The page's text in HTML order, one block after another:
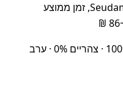
Seudamgo Catamaran (~0%), זמן ממוצע
שעות יציאה פופולריות: בוקר 100% · צהריים 0% · ערב